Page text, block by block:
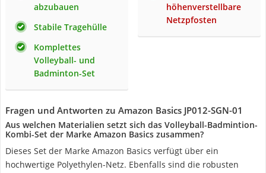
abzubauen
Stabile Tragehülle
Komplettes
Volleyball- und
Badminton-Set
höhenverstellbare
Netzpfosten
Fragen und Antworten zu Amazon Basics JP012-SGN-01
Aus welchen Materialien setzt sich das Volleyball-Badmintion-
Kombi-Set der Marke Amazon Basics zusammen?
Dieses Set der Marke Amazon Basics verfügt über ein
hochwertige Polyethylen-Netz. Ebenfalls sind die robusten